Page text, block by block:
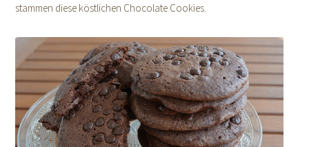
stammen diese köstlichen Chocolate Cookies.